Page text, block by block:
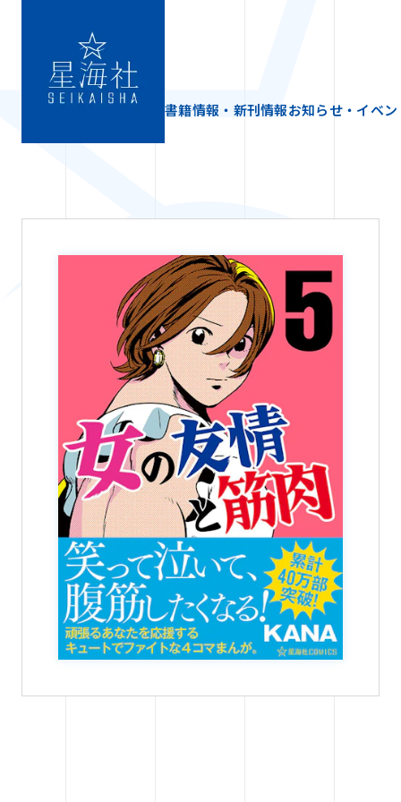
書籍情報・新刊情報お知らせ・イベン